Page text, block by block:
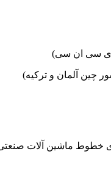
چین آلمان و ترکیه)